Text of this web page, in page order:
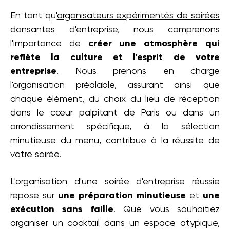
En tant qu'organisateurs expérimentés de soirées
dansantes d'entreprise, nous comprenons
l'importance de créer une atmosphère qui
reflète la culture et l'esprit de votre
entreprise. Nous prenons en charge
l'organisation préalable, assurant ainsi que
chaque élément, du choix du lieu de réception
dans le cœur palpitant de Paris ou dans un
arrondissement spécifique, à la sélection
minutieuse du menu, contribue à la réussite de
votre soirée.
L'organisation d'une soirée d'entreprise réussie
repose sur une préparation minutieuse et une
exécution sans faille. Que vous souhaitiez
organiser un cocktail dans un espace atypique,